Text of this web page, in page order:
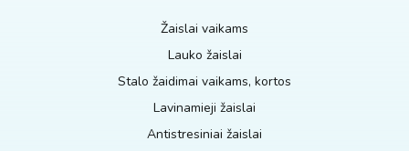
Žaislai vaikams
Lauko žaislai
Stalo žaidimai vaikams, kortos
Lavinamieji žaislai
Antistresiniai žaislai